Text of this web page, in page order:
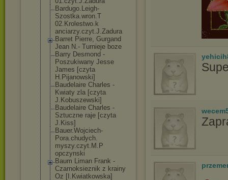
Bardugo.Leigh-
Szostka.wron.T
02.Krolestwo.k
anciarzy.czyt.J.Zadura
Barret Pierre, Gurgand
Jean N.- Turnieje boze
Barry Desmond -
Poszukiwany Jesse
James [czyta
H.Pijanowski]
Baudelaire Charles -
Kwiaty zla [czyta
J.Kobuszewski]
Baudelaire Charles -
Sztuczne raje [czyta
J.Kiss]
Bauer.Wojciech-
Pora.chudych.
myszy.czyt.M.P
opczynski
Baum Liman Frank -
Czarnoksieznik z krainy
Oz [I.Kwiatkowska]